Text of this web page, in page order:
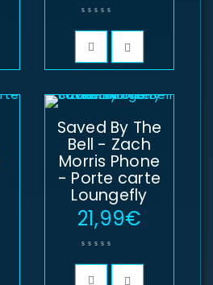
Saved By The
Bell - Zach
Morris Phone
- Porte carte
Loungefly
21,99€